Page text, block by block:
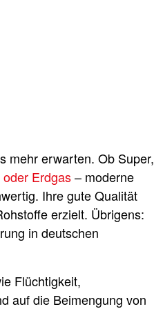
mehr erwarten. Ob Super,
Erdgas– moderne
Ihre gute Qualität
erzielt. Übrigens:
in deutschen
Flüchtigkeit,
auf die Beimengung von